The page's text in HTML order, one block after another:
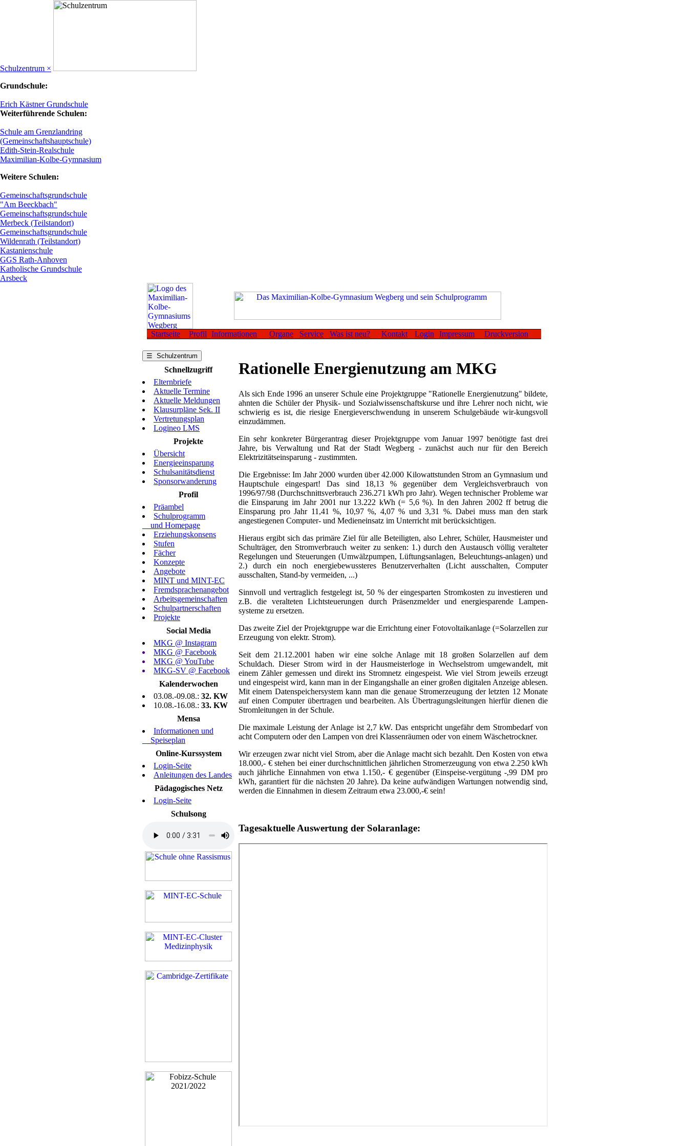
Schulzentrum ×
Grundschule:
Erich Kästner Grundschule
Weiterführende Schulen:
Schule am Grenzlandring
(Gemeinschaftshauptschule)
Edith-Stein-Realschule
Maximilian-Kolbe-Gymnasium
Weitere Schulen:
Gemeinschaftsgrundschule
"Am Beeckbach"
Gemeinschaftsgrundschule
Merbeck (Teilstandort)
Gemeinschaftsgrundschule
Wildenrath (Teilstandort)
Kastanienschule
GGS Rath-Anhoven
Katholische Grundschule
Arsbeck
Startseite Profil Informationen Organe Service Was ist neu? Kontakt Login Impressum Druckversion
☰ Schulzentrum
Schnellzugriff
Elternbriefe
Aktuelle Termine
Aktuelle Meldungen
Klausurpläne Sek. II
Vertretungsplan
Logineo LMS
Projekte
Übersicht
Energieeinsparung
Schulsanitätsdienst
Sponsorwanderung
Profil
Präambel
Schulprogramm
und Homepage
Erziehungskonsens
Stufen
Fächer
Konzepte
Angebote
MINT und MINT-EC
Fremdsprachenangebot
Arbeitsgemeinschaften
Schulpartnerschaften
Projekte
Social Media
MKG @ Instagram
MKG @ Facebook
MKG @ YouTube
MKG-SV @ Facebook
Kalenderwochen
03.08.-09.08.: 32. KW
10.08.-16.08.: 33. KW
Mensa
Informationen und
Speiseplan
Online-Kurssystem
Login-Seite
Anleitungen des Landes
Pädagogisches Netz
Login-Seite
Schulsong
Rationelle Energienutzung am MKG
Als sich Ende 1996 an unserer Schule eine Projektgruppe "Rationelle Energienutzung" bildete,
ahnten die Schüler der Physik- und Sozialwissenschaftskurse und ihre Lehrer noch nicht, wie
schwierig es ist, die riesige Energieverschwendung in unserem Schulgebäude wir-kungsvoll
einzudämmen.
Ein sehr konkreter Bürgerantrag dieser Projektgruppe vom Januar 1997 benötigte fast drei
Jahre, bis Verwaltung und Rat der Stadt Wegberg - zunächst auch nur für den Bereich
Elektrizitätseinsparung - zustimmten.
Die Ergebnisse: Im Jahr 2000 wurden über 42.000 Kilowattstunden Strom an Gymnasium und
Hauptschule eingespart! Das sind 18,13 % gegenüber dem Vergleichsverbrauch von
1996/97/98 (Durchschnittsverbrauch 236.271 kWh pro Jahr). Wegen technischer Probleme war
die Einsparung im Jahr 2001 nur 13.222 kWh (= 5,6 %). In den Jahren 2002 ff betrug die
Einsparung pro Jahr 11,41 %, 10,97 %, 4,07 % und 3,31 %. Dabei muss man den stark
angestiegenen Computer- und Medieneinsatz im Unterricht mit berücksichtigen.
Hieraus ergibt sich das primäre Ziel für alle Beteiligten, also Lehrer, Schüler, Hausmeister und
Schulträger, den Stromverbrauch weiter zu senken: 1.) durch den Austausch völlig veralteter
Regelungen und Steuerungen (Umwälzpumpen, Lüftungsanlagen, Beleuchtungs-anlagen) und
2.) durch ein noch energiebewussteres Benutzerverhalten (Licht ausschalten, Computer
ausschalten, Stand-by vermeiden, ...)
Sinnvoll und vertraglich festgelegt ist, 50 % der eingesparten Stromkosten zu investieren und
z.B. die veralteten Lichtsteuerungen durch Präsenzmelder und energiesparende Lampen-
systeme zu ersetzen.
Das zweite Ziel der Projektgruppe war die Errichtung einer Fotovoltaikanlage (=Solarzellen zur
Erzeugung von elektr. Strom).
Seit dem 21.12.2001 haben wir eine solche Anlage mit 18 großen Solarzellen auf dem
Schuldach. Dieser Strom wird in der Hausmeisterloge in Wechselstrom umgewandelt, mit
einem Zähler gemessen und direkt ins Stromnetz eingespeist. Wie viel Strom jeweils erzeugt
und eingespeist wird, kann man in der Eingangshalle an einer großen digitalen Anzeige ablesen.
Mit einem Datenspeichersystem kann man die genaue Stromerzeugung der letzten 12 Monate
auf einen Computer übertragen und bearbeiten. Als Übertragungsleitungen hierfür dienen die
Stromleitungen in der Schule.
Die maximale Leistung der Anlage ist 2,7 kW. Das entspricht ungefähr dem Strombedarf von
acht Computern oder den Lampen von drei Klassenräumen oder von einem Wäschetrockner.
Wir erzeugen zwar nicht viel Strom, aber die Anlage macht sich bezahlt. Den Kosten von etwa
18.000,- € stehen bei einer durchschnittlichen jährlichen Stromerzeugung von etwa 2.250 kWh
auch jährliche Einnahmen von etwa 1.150,- € gegenüber (Einspeise-vergütung -,99 DM pro
kWh, garantiert für die nächsten 20 Jahre). Da keine aufwändigen Wartungen notwendig sind,
werden die Einnahmen in diesem Zeitraum etwa 23.000,-€ sein!
Tagesaktuelle Auswertung der Solaranlage: